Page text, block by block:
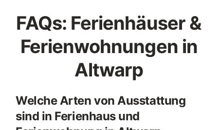
FAQs: Ferienhäuser &
Ferienwohnungen in
Altwarp
Welche Arten von Ausstattung
sind in Ferienhaus und